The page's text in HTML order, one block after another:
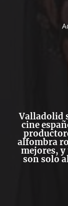
Valladolid
cine
alfombra
mejores, y
son solo